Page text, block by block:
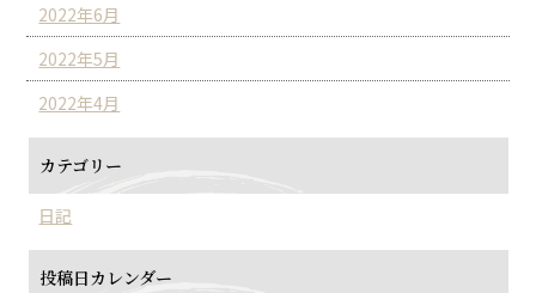
2022年6月
2022年5月
2022年4月
カテゴリー
日記
投稿日カレンダー